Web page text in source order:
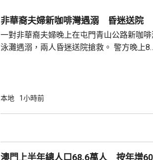
身體多處受傷，昏迷送往北大嶼山醫院，延
周五早上8時許證實死亡。
非華裔夫婦新咖啡灣遇溺 昏迷送院
一對非華裔夫婦晚上在屯門青山公路新咖啡
泳灘遇溺，兩人昏迷送院搶救。 警方晚上8時
本地 1小時前
澳門上半年總人口68.6萬人 按年增